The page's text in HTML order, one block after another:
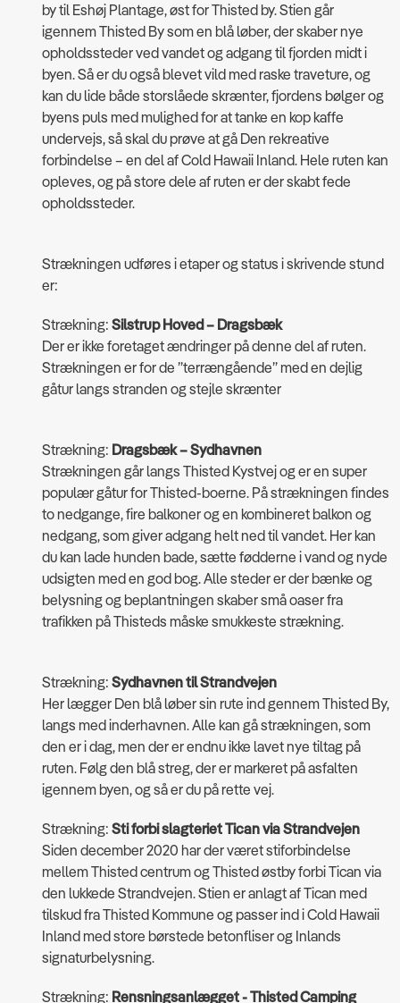
by til Eshøj Plantage, øst for Thisted by. Stien går
igennem Thisted By som en blå løber, der skaber nye
opholdssteder ved vandet og adgang til fjorden midt i
byen. Så er du også blevet vild med raske traveture, og
kan du lide både storslåede skrænter, fjordens bølger og
byens puls med mulighed for at tanke en kop kaffe
undervejs, så skal du prøve at gå Den rekreative
forbindelse – en del af Cold Hawaii Inland. Hele ruten kan
opleves, og på store dele af ruten er der skabt fede
opholdssteder.
Strækningen udføres i etaper og status i skrivende stund
er:
Strækning: Silstrup Hoved – Dragsbæk
Der er ikke foretaget ændringer på denne del af ruten.
Strækningen er for de ”terrængående” med en dejlig
gåtur langs stranden og stejle skrænter
Strækning: Dragsbæk – Sydhavnen
Strækningen går langs Thisted Kystvej og er en super
populær gåtur for Thisted-boerne. På strækningen findes
to nedgange, fire balkoner og en kombineret balkon og
nedgang, som giver adgang helt ned til vandet. Her kan
du kan lade hunden bade, sætte fødderne i vand og nyde
udsigten med en god bog. Alle steder er der bænke og
belysning og beplantningen skaber små oaser fra
trafikken på Thisteds måske smukkeste strækning.
Strækning: Sydhavnen til Strandvejen
Her lægger Den blå løber sin rute ind gennem Thisted By,
langs med inderhavnen. Alle kan gå strækningen, som
den er i dag, men der er endnu ikke lavet nye tiltag på
ruten. Følg den blå streg, der er markeret på asfalten
igennem byen, og så er du på rette vej.
Strækning: Sti forbi slagteriet Tican via Strandvejen
Siden december 2020 har der været stiforbindelse
mellem Thisted centrum og Thisted østby forbi Tican via
den lukkede Strandvejen. Stien er anlagt af Tican med
tilskud fra Thisted Kommune og passer ind i Cold Hawaii
Inland med store børstede betonfliser og Inlands
signaturbelysning.
Strækning: Rensningsanlægget - Thisted Camping